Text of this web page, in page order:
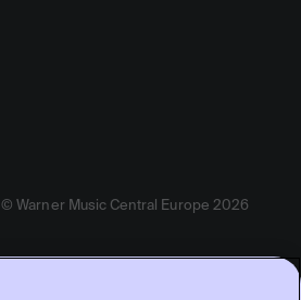
© Warner Music Central Europe 2026